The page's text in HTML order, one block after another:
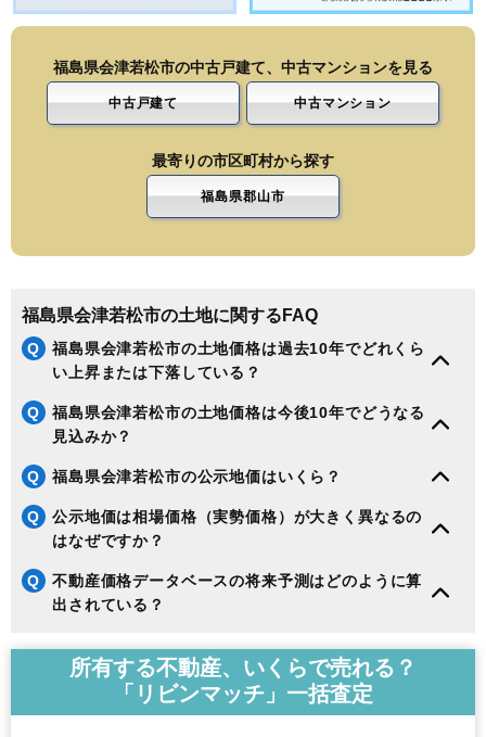
福島県会津若松市の中古戸建て、中古マンションを見る
中古戸建て 中古マンション
最寄りの市区町村から探す
福島県郡山市
福島県会津若松市の土地に関するFAQ
Q
福島県会津若松市の土地価格は過去10年でどれくら
い上昇または下落している？
Q
福島県会津若松市の土地価格は今後10年でどうなる
見込みか？
Q 福島県会津若松市の公示地価はいくら？
Q
公示地価は相場価格（実勢価格）が大きく異なるの
はなぜですか？
Q
不動産価格データベースの将来予測はどのように算
出されている？
所有する不動産、いくらで売れる？
「リビンマッチ」一括査定